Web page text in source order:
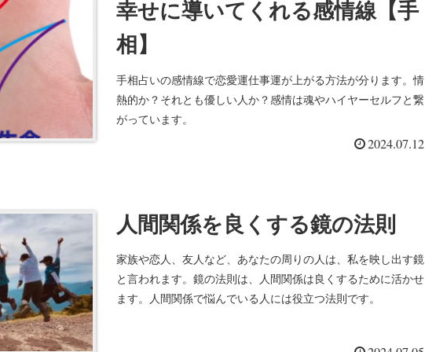
幸せに導いてくれる感情線【手
相】
手相占いの感情線で恋愛運仕事運が上がる方法が分ります。情
熱的か？それとも優しい人か？感情は魂やハイヤーセルフと繋
がっています。
2024.07.12
人間関係を良くする鏡の法則
家族や恋人、友人など、あなたの周りの人は、私を映し出す鏡
と言われます。鏡の法則は、人間関係は良くするために活かせ
ます。人間関係で悩んでいる人には役立つ法則です。